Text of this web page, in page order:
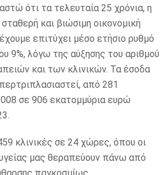
ότι τα τελευταία 25 χρόνια, η
και βιώσιμη οικονομική
επιτύχει μέσο ετήσιο ρυθμό
9%, λόγω της αύξησης του αριθμού
και των κλινικών. Τα έσοδα
από 281
σε 906 εκατομμύρια ευρώ
κλινικές σε 24 χώρες, όπου οι
μας θεραπεύουν πάνω από
παγκοσμίως.